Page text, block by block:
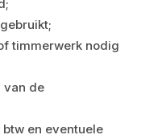
timmerwerk nodig
van de
en eventuele